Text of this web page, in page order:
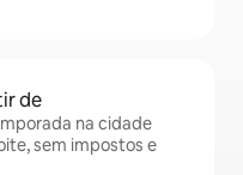
de
na cidade
sem impostos e